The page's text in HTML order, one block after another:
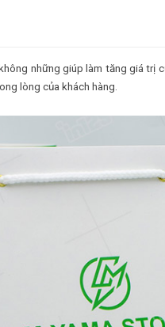
những giúp làm tăng giá trị
lòng của khách hàng.